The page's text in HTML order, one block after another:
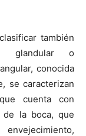
también
glandular o
conocida
se caracterizan
cuenta con
de la boca, que